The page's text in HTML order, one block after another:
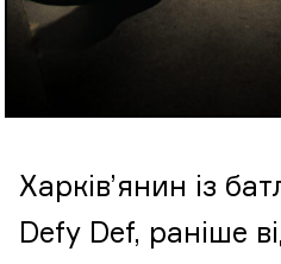
Харків’янин із
Defy Def, раніше